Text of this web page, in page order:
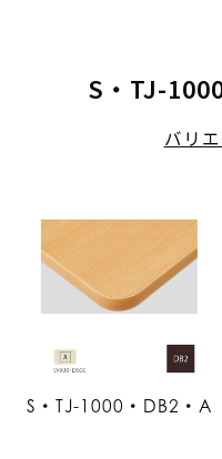
S・TJ-
バリ
S・TJ-1000・DB2・A